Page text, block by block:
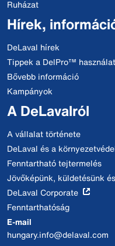
Ruházat
Hírek,
DeLaval hírek
Tippek a DelPro™
Bővebb információ
Kampányok
A DeLavalról
A vállalat története
DeLaval és a
Fenntartható tejtermelés
Jövőképünk, küldetésünk
DeLaval Corporate
Fenntarthatóság
E-mail
hungary.info@delaval.com